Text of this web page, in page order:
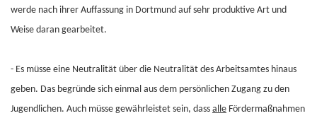
werde nach ihrer Auffassung in Dortmund auf sehr produktive Art und
Weise daran gearbeitet.
- Es müsse eine Neutralität über die Neutralität des Arbeitsamtes hinaus
geben. Das begründe sich einmal aus dem persönlichen Zugang zu den
Jugendlichen. Auch müsse gewährleistet sein, dass alle Fördermaßnahmen